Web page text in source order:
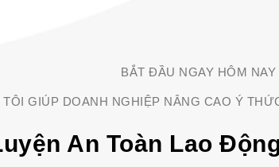
BẮT ĐẦU NGAY HÔM
TÔI GIÚP DOANH NGHIỆP NÂNG CAO Ý
An Toàn Lao